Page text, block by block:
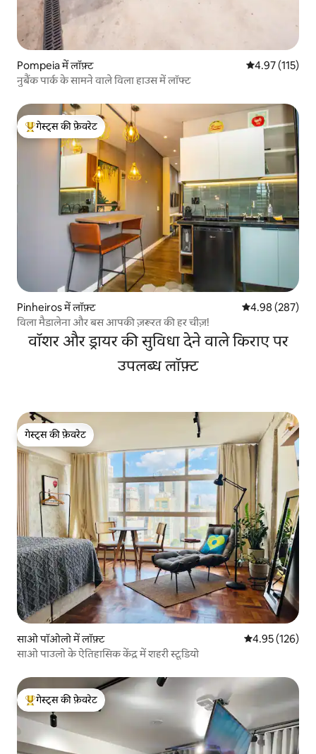
Pompeia में लॉफ़्ट औसत रेटिंग 5 में से
4.97 (115)
नुबैंक पार्क के सामने वाले विला हाउस में लॉफ्ट
गेस्ट्स का टॉप फ़ेवरेट
गेस्ट्स की फ़ेवरेट
Pinheiros में लॉफ़्ट औसत रेटिंग 5 में से
4.98 (287)
विला मैडालेना और बस आपकी ज़रूरत की हर चीज़!
वॉशर और ड्रायर की सुविधा देने वाले किराए पर
उपलब्ध लॉफ़्ट
गेस्ट्स की फ़ेवरेट
गेस्ट्स की फ़ेवरेट
साओ पॉओलो में लॉफ़्ट औसत रेटिंग 5 में से
4.95 (126)
साओ पाउलो के ऐतिहासिक केंद्र में शहरी स्टूडियो
गेस्ट्स का टॉप फ़ेवरेट
गेस्ट्स की फ़ेवरेट